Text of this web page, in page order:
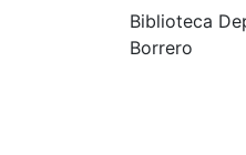
Biblioteca
Borrero